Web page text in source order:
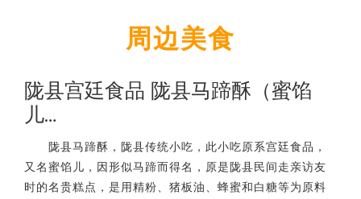
周边美食
陇县宫廷食品 陇县马蹄酥（蜜馅
儿…
陇县马蹄酥，陇县传统小吃，此小吃原系宫廷食品，
又名蜜馅儿，因形似马蹄而得名，原是陇县民间走亲访友
时的名贵糕点，是用精粉、猪板油、蜂蜜和白糖等为原料